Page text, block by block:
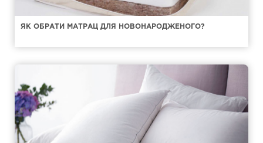
ЯК ОБРАТИ МАТРАЦ ДЛЯ НОВОНАРОДЖЕНОГО?